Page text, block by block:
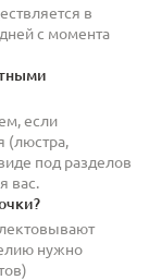
в
с момента
если
(люстра,
под разделов
вас.
нужно